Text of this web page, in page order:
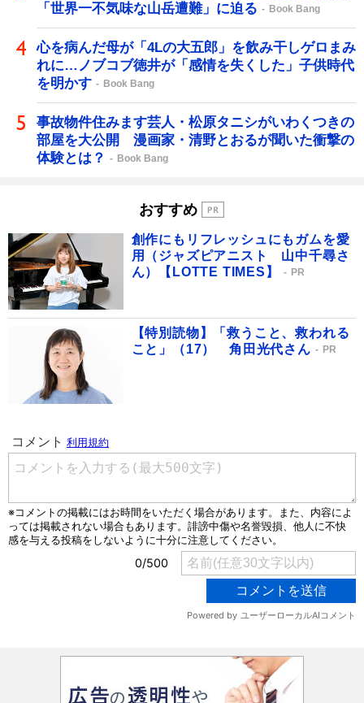
「世界一不気味な山岳遭難」に迫る
Book Bang
心を病んだ母が「4Lの大五郎」を飲み干しゲロまみ
れに…ノブコブ徳井が「感情を失くした」子供時代
を明かす
Book Bang
事故物件住みます芸人・松原タニシがいわくつきの
部屋を大公開 漫画家・清野とおるが聞いた衝撃の
体験とは？
Book Bang
おすすめ
創作にもリフレッシュにもガムを愛
用（ジャズピアニスト 山中千尋さ
ん）【LOTTE TIMES】
PR
【特別読物】「救うこと、救われる
こと」（17） 角田光代さん
PR